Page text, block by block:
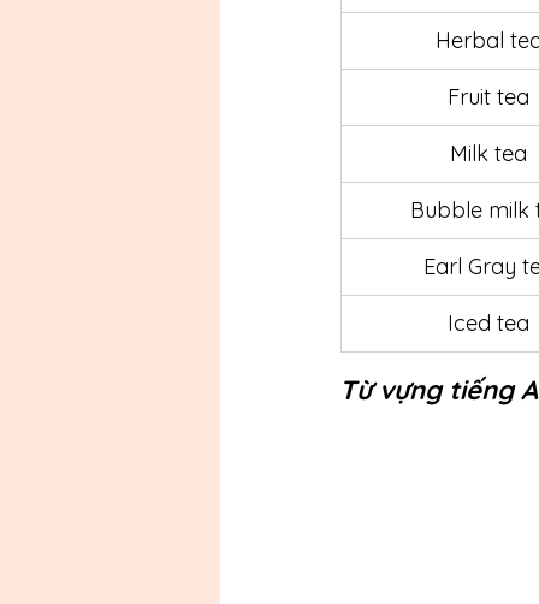
Herbal
Fruit tea
Milk tea
Bubble milk
Earl Gray
Iced tea
Từ vựng tiếng